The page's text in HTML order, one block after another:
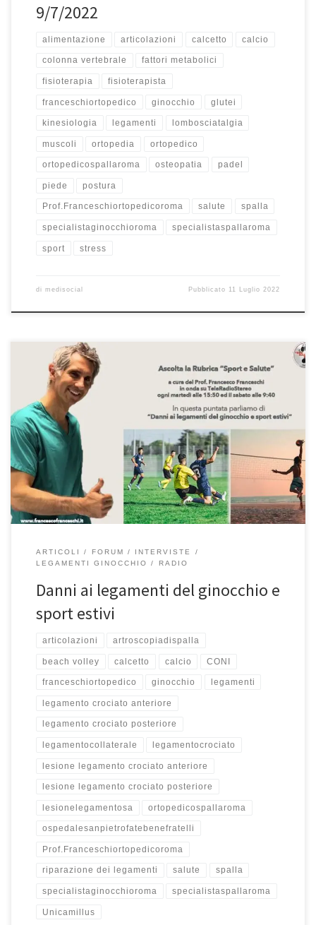
9/7/2022
alimentazione articolazioni calcetto calcio
colonna vertebrale fattori metabolici
fisioterapia fisioterapista
franceschiortopedico ginocchio glutei
kinesiologia legamenti lombosciatalgia
muscoli ortopedia ortopedico
ortopedicospallaroma osteopatia padel
piede postura
Prof.Franceschiortopedicoroma salute spalla
specialistaginocchioroma specialistaspallaroma
sport stress
di medisocial Pubblicato 11 Luglio 2022
Danni ai legamenti del ginocchio e sport estivi. “Sport e Salute”
del 21/6/2022 Rubrica radiofonica di informazione medico-
scientifica a cura del Prof. Francesco Franceschi ortopedico spalla,
ginocchio e anca a Roma, primario di ortopedia e traumatologia
dell’ospedale San Pietro Fatebenefratelli di Roma. Oggi abbiamo
parlato dei danni ai legamenti del […]
ARTICOLI FORUM
INTERVISTE
LEGAMENTI GINOCCHIO
RADIO
Danni ai legamenti del ginocchio e
sport estivi
articolazioni artroscopiadispalla
beach volley calcetto calcio CONI
franceschiortopedico ginocchio legamenti
legamento crociato anteriore
legamento crociato posteriore
legamentocollaterale legamentocrociato
lesione legamento crociato anteriore
lesione legamento crociato posteriore
lesionelegamentosa ortopedicospallaroma
ospedalesanpietrofatebenefratelli
Prof.Franceschiortopedicoroma
riparazione dei legamenti salute spalla
specialistaginocchioroma specialistaspallaroma
Unicamillus